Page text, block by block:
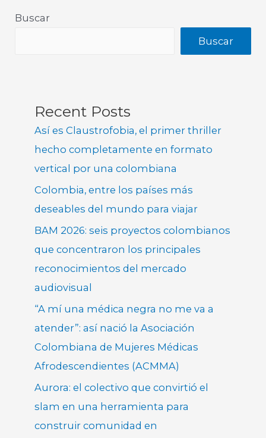
Buscar
Buscar
Recent Posts
Así es Claustrofobia, el primer thriller
hecho completamente en formato
vertical por una colombiana
Colombia, entre los países más
deseables del mundo para viajar
BAM 2026: seis proyectos colombianos
que concentraron los principales
reconocimientos del mercado
audiovisual
“A mí una médica negra no me va a
atender”: así nació la Asociación
Colombiana de Mujeres Médicas
Afrodescendientes (ACMMA)
Aurora: el colectivo que convirtió el
slam en una herramienta para
construir comunidad en